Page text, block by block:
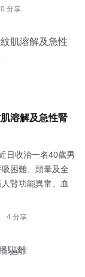
0 分享
溶解及急性腎
日收治一名40歲男
困難、頭暈及全
腎功能異常、血
4 分享